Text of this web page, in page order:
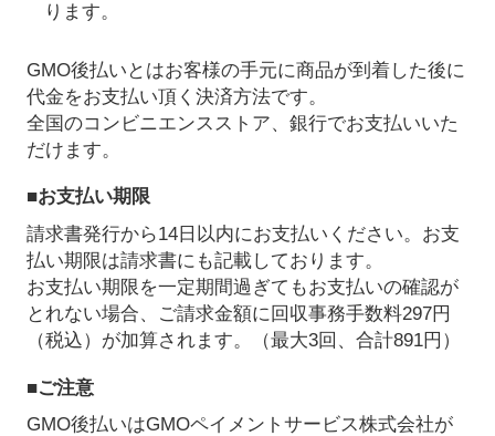
ります。
GMO後払いとはお客様の手元に商品が到着した後に
代金をお支払い頂く決済方法です。
全国のコンビニエンスストア、銀行でお支払いいた
だけます。
■お支払い期限
請求書発行から14日以内にお支払いください。お支
払い期限は請求書にも記載しております。
お支払い期限を一定期間過ぎてもお支払いの確認が
とれない場合、ご請求金額に回収事務手数料297円
（税込）が加算されます。（最大3回、合計891円）
■ご注意
GMO後払いはGMOペイメントサービス株式会社が